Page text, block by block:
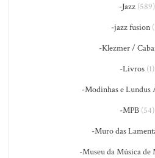
-Jazz(589)
-jazz fusion
-Klezmer /
-Livros(1)
-Modinhas e Lundus
-MPB(54)
-Muro das
-Museu da Música de